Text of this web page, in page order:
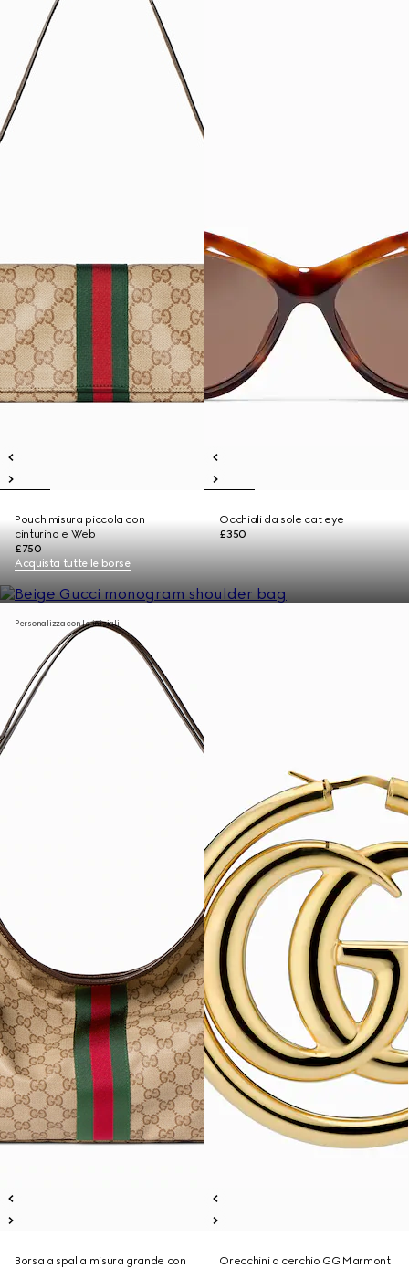
Pouch misura piccola con
cinturino e Web
£750
Occhiali da sole cat eye
£350
Acquista tutte le borse
Personalizza con le iniziali
Borsa a spalla misura grande con
Orecchini a cerchio GG Marmont